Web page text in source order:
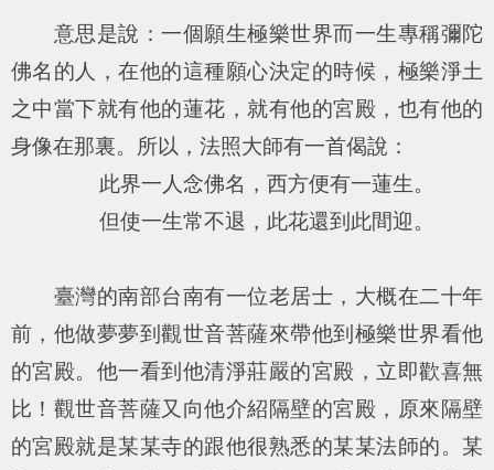
意思是說：一個願生極樂世界而一生專稱彌陀
佛名的人，在他的這種願心決定的時候，極樂淨土
之中當下就有他的蓮花，就有他的宮殿，也有他的
身像在那裏。所以，法照大師有一首偈說：
此界一人念佛名，西方便有一蓮生。
但使一生常不退，此花還到此間迎。
臺灣的南部台南有一位老居士，大概在二十年
前，他做夢夢到觀世音菩薩來帶他到極樂世界看他
的宮殿。他一看到他清淨莊嚴的宮殿，立即歡喜無
比！觀世音菩薩又向他介紹隔壁的宮殿，原來隔壁
的宮殿就是某某寺的跟他很熟悉的某某法師的。某